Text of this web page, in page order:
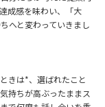
成感を味わい、「大
へと変わっていきまし
きは*、選ばれたこと
持ちが高ぶったままス